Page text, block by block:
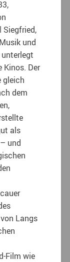
Siegfried,
und
Kinos. Der
gleich
dem
als
und
Langs
Film wie